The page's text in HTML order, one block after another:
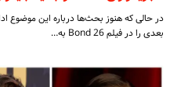
در حالی که هنوز بحث‌ها درباره این موضوع
بعدی را در فیلم Bond 26 به…